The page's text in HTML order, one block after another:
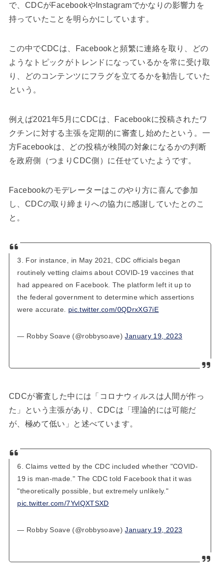
で、CDCがFacebookやInstagramでかなりの影響力を
持っていたことを明らかにしています。
この中でCDCは、Facebookと頻繁に連絡を取り、どの
ようなトピックがトレンドになっているかを常に受け取
り、どのコンテンツにフラグを立てるかを勧告していた
という。
例えば2021年5月にCDCは、Facebookに投稿されたワ
クチンに対する主張を定期的に審査し始めたという。一
方Facebookは、どの投稿が検閲の対象になるかの判断
を政府側（つまりCDC側）に任せていたようです。
Facebookのモデレーターはこのやり方に喜んで参加
し、CDCの取り締まりへの協力に感謝していたとのこ
と。
3. For instance, in May 2021, CDC officials began
routinely vetting claims about COVID-19 vaccines that
had appeared on Facebook. The platform left it up to
the federal government to determine which assertions
were accurate. pic.twitter.com/0QDrxXG7iE
— Robby Soave (@robbysoave)January 19, 2023
CDCが審査した中には「コロナウィルスは人間が作っ
た」という主張があり、CDCは「理論的には可能だ
が、極めて低い」と述べています。
6. Claims vetted by the CDC included whether "COVID-
19 is man-made." The CDC told Facebook that it was
"theoretically possible, but extremely unlikely."
pic.twitter.com/7YvlQXTSXD
— Robby Soave (@robbysoave)January 19, 2023